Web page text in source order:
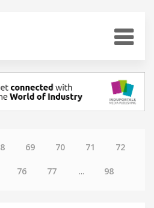
69 70 71 72
76 77 ... 98